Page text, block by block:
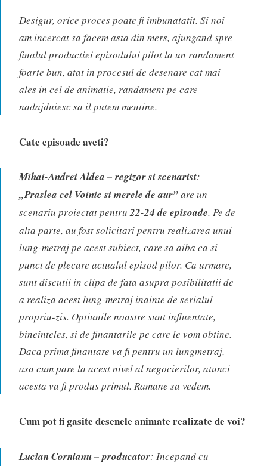
Desigur, orice proces poate fi imbunatatit. Si noi
am incercat sa facem asta din mers, ajungand spre
finalul productiei episodului pilot la un randament
foarte bun, atat in procesul de desenare cat mai
ales in cel de animatie, randament pe care
nadajduiesc sa il putem mentine.
Cate episoade aveti?
Mihai-Andrei Aldea – regizor si scenarist:
„Praslea cel Voinic si merele de aur”are un
scenariu proiectat pentru22-24 de episoade. Pe de
alta parte, au fost solicitari pentru realizarea unui
lung-metraj pe acest subiect, care sa aiba ca si
punct de plecare actualul episod pilor. Ca urmare,
sunt discutii in clipa de fata asupra posibilitatii de
a realiza acest lung-metraj inainte de serialul
propriu-zis. Optiunile noastre sunt influentate,
bineinteles, si de finantarile pe care le vom obtine.
Daca prima finantare va fi pentru un lungmetraj,
asa cum pare la acest nivel al negocierilor, atunci
acesta va fi produs primul. Ramane sa vedem.
Cum pot fi gasite desenele animate realizate de voi?
Lucian Cornianu – producator: Incepand cu